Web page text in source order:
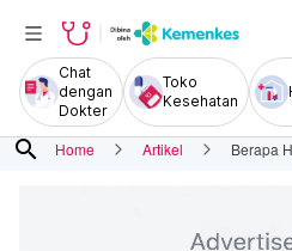
Chat
dengan
Dokter
Toko
Kesehatan
search Home Artikel Berapa